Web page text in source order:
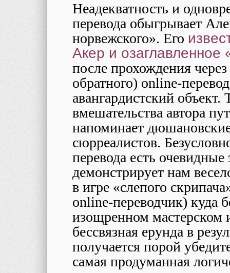
Неадекватность и
перевода обыгрывает
норвежского». Его
Акер и
после прохождения
обратного) online-
авангардистский объект.
вмешательства автора
напоминает
сюрреалистов.
перевода есть
демонстрирует нам
в игре «слепого
online-переводчик) куда
изощренном
бессвязная ерунда в
получается порой
самая продуманная